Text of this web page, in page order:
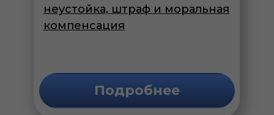
неустойка, штраф и моральная
компенсация
Подробнее